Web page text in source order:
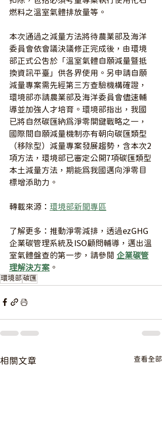
燃料之溫室氣體排放量等。
本次通過之減量方法將待農業部及海洋
委員會依會議決議修正完成後，由環境
部正式公告於「溫室氣體自願減量暨抵
換資訊平臺」供各界使用。另申請自願
減量專案需先經第三方查驗機構確證，
環境部亦請農業部及海洋委員會儘速輔
導並加強人才培育。環境部指出，我國
已將自然碳匯納為淨零關鍵戰略之一，
國際間自願減量機制亦有朝向碳匯類型
（移除型）減量專案發展趨勢，含本次2
項方法，環境部已審定公開7項碳匯類型
本土減量方法，期能為我國邁向淨零目
標增添助力。
轉載來源： 環境部新聞專區
了解更多：推動淨零減排，透過ezGHG
企業碳管理系統及ISO顧問輔導，邁出溫
室氣體盤查的第一步，請參閱 企業碳管
理解決方案 。
環境部 碳匯
相關文章 查看全部